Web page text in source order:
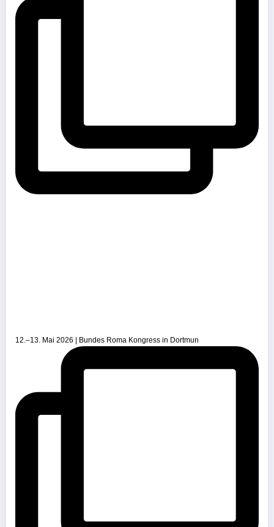
12.–13. Mai 2026 | Bundes Roma Kongress in Dortmun